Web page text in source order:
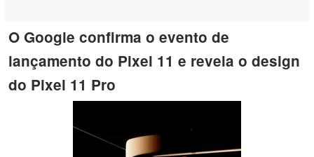
O Google confirma o evento de
lançamento do Pixel 11 e revela o design
do Pixel 11 Pro